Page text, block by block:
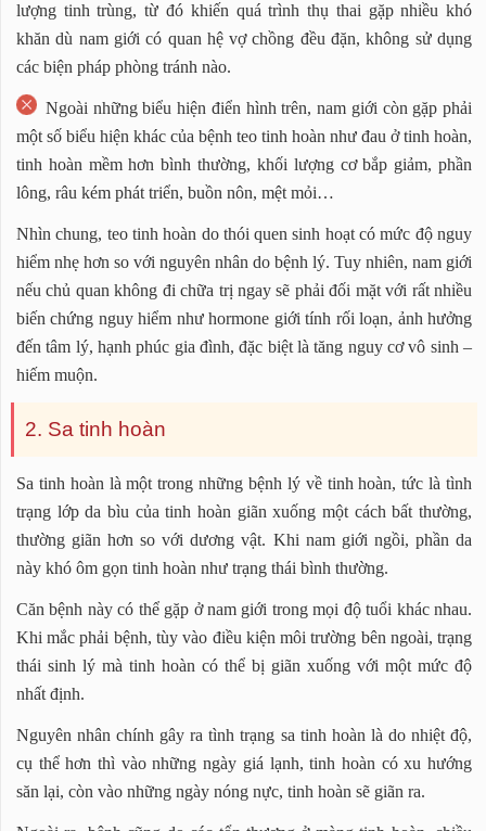
lượng tinh trùng, từ đó khiến quá trình thụ thai gặp nhiều khó
khăn dù nam giới có quan hệ vợ chồng đều đặn, không sử dụng
các biện pháp phòng tránh nào.
Ngoài những biểu hiện điển hình trên, nam giới còn gặp phải
một số biểu hiện khác của bệnh teo tinh hoàn như đau ở tinh hoàn,
tinh hoàn mềm hơn bình thường, khối lượng cơ bắp giảm, phần
lông, râu kém phát triển, buồn nôn, mệt mỏi…
Nhìn chung, teo tinh hoàn do thói quen sinh hoạt có mức độ nguy
hiểm nhẹ hơn so với nguyên nhân do bệnh lý. Tuy nhiên, nam giới
nếu chủ quan không đi chữa trị ngay sẽ phải đối mặt với rất nhiều
biến chứng nguy hiểm như hormone giới tính rối loạn, ảnh hưởng
đến tâm lý, hạnh phúc gia đình, đặc biệt là tăng nguy cơ vô sinh –
hiếm muộn.
2. Sa tinh hoàn
Sa tinh hoàn là một trong những bệnh lý về tinh hoàn, tức là tình
trạng lớp da bìu của tinh hoàn giãn xuống một cách bất thường,
thường giãn hơn so với dương vật. Khi nam giới ngồi, phần da
này khó ôm gọn tinh hoàn như trạng thái bình thường.
Căn bệnh này có thể gặp ở nam giới trong mọi độ tuổi khác nhau.
Khi mắc phải bệnh, tùy vào điều kiện môi trường bên ngoài, trạng
thái sinh lý mà tinh hoàn có thể bị giãn xuống với một mức độ
nhất định.
Nguyên nhân chính gây ra tình trạng sa tinh hoàn là do nhiệt độ,
cụ thể hơn thì vào những ngày giá lạnh, tinh hoàn có xu hướng
săn lại, còn vào những ngày nóng nực, tinh hoàn sẽ giãn ra.